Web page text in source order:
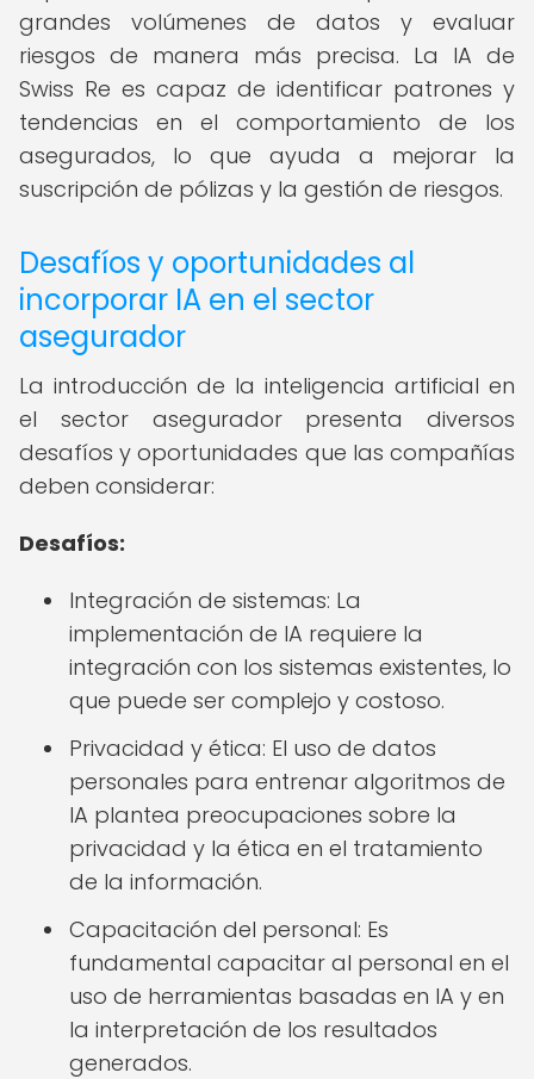
grandes volúmenes de datos y evaluar
riesgos de manera más precisa. La IA de
Swiss Re es capaz de identificar patrones y
tendencias en el comportamiento de los
asegurados, lo que ayuda a mejorar la
suscripción de pólizas y la gestión de riesgos.
Desafíos y oportunidades al
incorporar IA en el sector
asegurador
La introducción de la inteligencia artificial en
el sector asegurador presenta diversos
desafíos y oportunidades que las compañías
deben considerar:
Desafíos:
Integración de sistemas: La
implementación de IA requiere la
integración con los sistemas existentes, lo
que puede ser complejo y costoso.
Privacidad y ética: El uso de datos
personales para entrenar algoritmos de
IA plantea preocupaciones sobre la
privacidad y la ética en el tratamiento
de la información.
Capacitación del personal: Es
fundamental capacitar al personal en el
uso de herramientas basadas en IA y en
la interpretación de los resultados
generados.